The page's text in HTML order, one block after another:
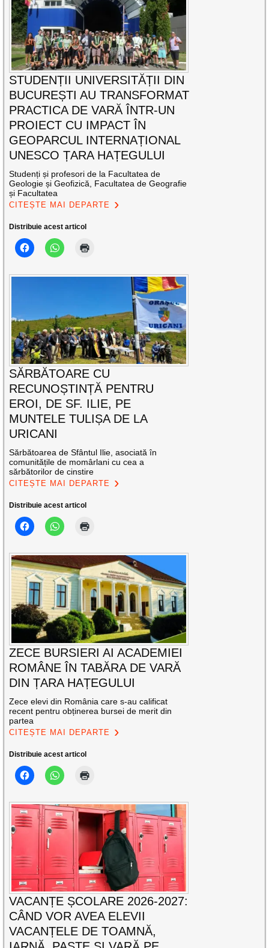
STUDENȚII UNIVERSITĂȚII DIN
BUCUREȘTI AU TRANSFORMAT
PRACTICA DE VARĂ ÎNTR-UN
PROIECT CU IMPACT ÎN
GEOPARCUL INTERNAȚIONAL
UNESCO ȚARA HAȚEGULUI
Studenți și profesori de la Facultatea de
Geologie și Geofizică, Facultatea de Geografie
și Facultatea
CITEȘTE MAI DEPARTE
Distribuie acest articol
SĂRBĂTOARE CU
RECUNOȘTINȚĂ PENTRU
EROI, DE SF. ILIE, PE
MUNTELE TULIȘA DE LA
URICANI
Sărbătoarea de Sfântul Ilie, asociată în
comunitățile de momârlani cu cea a
sărbătorilor de cinstire
CITEȘTE MAI DEPARTE
Distribuie acest articol
ZECE BURSIERI AI ACADEMIEI
ROMÂNE ÎN TABĂRA DE VARĂ
DIN ȚARA HAȚEGULUI
Zece elevi din România care s-au calificat
recent pentru obținerea bursei de merit din
partea
CITEȘTE MAI DEPARTE
Distribuie acest articol
VACANȚE ȘCOLARE 2026-2027:
CÂND VOR AVEA ELEVII
VACANȚELE DE TOAMNĂ,